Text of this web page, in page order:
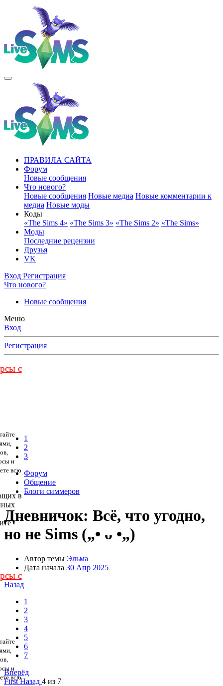
ПРАВИЛА САЙТА
Форум
Новые сообщения
Что нового?
Новые сообщения Новые медиа Новые комментарии к
медиа Новые моды
Коды
«The Sims 4» «The Sims 3» «The Sims 2» «The Sims»
Моды
Последние рецензии
Друзья
VK
Вход Регистрация
Что нового?
Новые сообщения
Меню
Вход
Регистрация
с
и
всю
в
с
и
всю
1
2
3
Форум
Общение
Блоги симмеров
Дневничок: Всё, что угодно,
но не Sims („• ᴗ •„)
Автор темы Эльма
Дата начала 30 Апр 2025
Назад
1
2
3
4
5
6
7
Вперёд
First Назад 4 из 7